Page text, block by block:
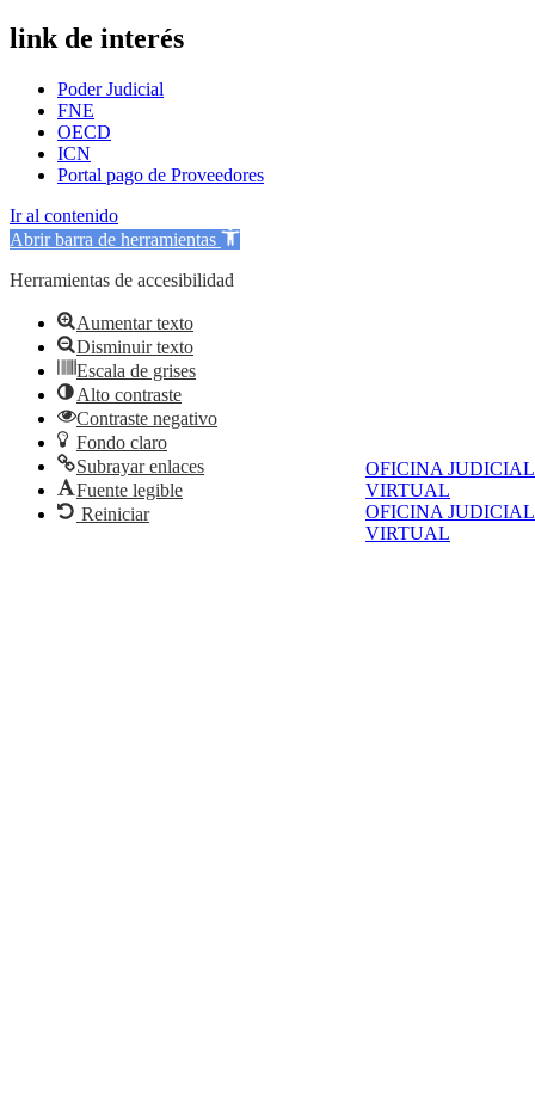
OFICINA JUDICIAL
VIRTUAL
OFICINA JUDICIAL
VIRTUAL
link de interés
Poder Judicial
FNE
OECD
ICN
Portal pago de Proveedores
Ir al contenido
Abrir barra de herramientas
Herramientas de accesibilidad
Aumentar texto
Disminuir texto
Escala de grises
Alto contraste
Contraste negativo
Fondo claro
Subrayar enlaces
Fuente legible
Reiniciar